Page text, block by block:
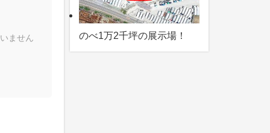
ません のべ1万2千坪の展示場！